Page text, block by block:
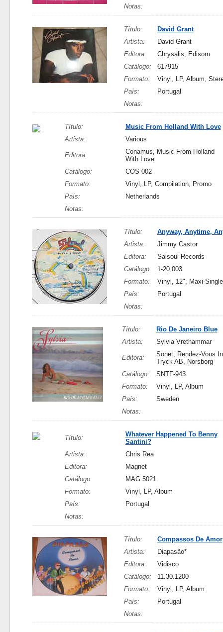
Notas:
Título:
David Grant
Artista:
David Grant
Editora:
Chrysalis, Edisom
Catálogo:
617915
Formato:
Vinyl, LP, Album,
País:
Portugal
Notas:
Título:
Music From Holland With Love
Artista:
Various
Editora:
Conamus, Music From Holland
With Love
Catálogo:
COS 002
Formato:
Vinyl, LP, Compilation, Promo
País:
Netherlands
Notas:
Título:
Anyway, Anytime,
Artista:
Jimmy Castor
Editora:
Salsoul Records
Catálogo:
1-20.003
Formato:
Vinyl, 12", Maxi-Single
País:
Portugal
Notas:
Título:
Rio De Janeiro Blue
Artista:
Sylvia Vrethammar
Editora:
Sonet, Rendez-Vous
Tryck AB, Norsborg
Catálogo:
SNTF-943
Formato:
Vinyl, LP, Album
País:
Sweden
Notas:
Título:
Whatever Happened To Benny
Santini?
Artista:
Chris Rea
Editora:
Magnet
Catálogo:
MAG 5021
Formato:
Vinyl, LP, Album
País:
Portugal
Notas:
Título:
Compassos De Amor
Artista:
Diapasão*
Editora:
Vidisco
Catálogo:
11.30.1200
Formato:
Vinyl, LP, Album
País:
Portugal
Notas: